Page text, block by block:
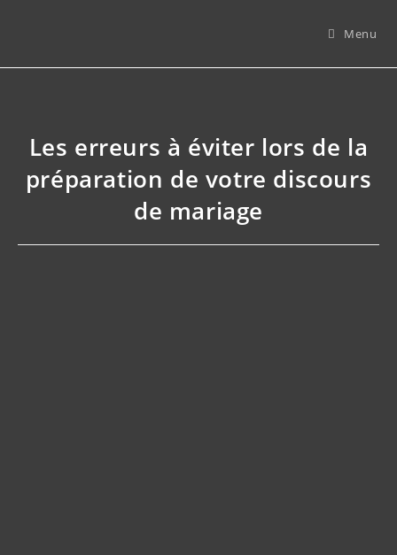
Menu
Les erreurs à éviter lors de la
préparation de votre discours
de mariage